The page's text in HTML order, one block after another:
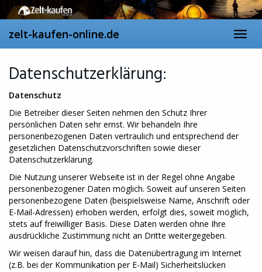
Skip
to
content
zelt-kaufen-online.de
Datenschutzerklärung:
Datenschutz
Die Betreiber dieser Seiten nehmen den Schutz Ihrer
persönlichen Daten sehr ernst. Wir behandeln Ihre
personenbezogenen Daten vertraulich und entsprechend der
gesetzlichen Datenschutzvorschriften sowie dieser
Datenschutzerklärung.
Die Nutzung unserer Webseite ist in der Regel ohne Angabe
personenbezogener Daten möglich. Soweit auf unseren Seiten
personenbezogene Daten (beispielsweise Name, Anschrift oder
E-Mail-Adressen) erhoben werden, erfolgt dies, soweit möglich,
stets auf freiwilliger Basis. Diese Daten werden ohne Ihre
ausdrückliche Zustimmung nicht an Dritte weitergegeben.
Wir weisen darauf hin, dass die Datenübertragung im Internet
(z.B. bei der Kommunikation per E-Mail) Sicherheitslücken